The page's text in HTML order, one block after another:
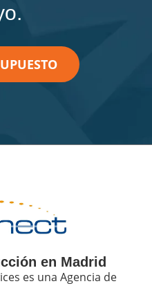
en Madrid
es una Agencia de